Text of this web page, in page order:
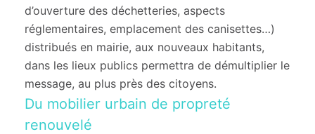
d’ouverture des déchetteries, aspects
réglementaires, emplacement des canisettes…)
distribués en mairie, aux nouveaux habitants,
dans les lieux publics permettra de démultiplier le
message, au plus près des citoyens.
Du mobilier urbain de propreté
renouvelé